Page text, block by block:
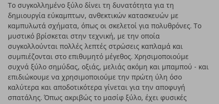
Το συγκολλημένο ξύλο δίνει τη δυνατότητα για τη
δημιουργία εύκαμπτων, ανθεκτικών κατασκευών με
καμπυλωτά σχήματα, όπως οι σκελετοί για πολυθρόνες. Το
μυστικό βρίσκεται στην τεχνική, με την οποία
συγκολλούνται πολλές λεπτές στρώσεις καπλαμά και
συμπιέζονται στο επιθυμητό μέγεθος. Χρησιμοποιούμε
συχνά ξύλο σημύδας, οξιάς, μελιάς ακόμη και μπαμπού - και
επιδιώκουμε να χρησιμοποιούμε την πρώτη ύλη όσο
καλύτερα και αποδοτικότερα γίνεται για την αποφυγή
σπατάλης. Όπως ακριβώς το μασίφ ξύλο, έχει φυσικές